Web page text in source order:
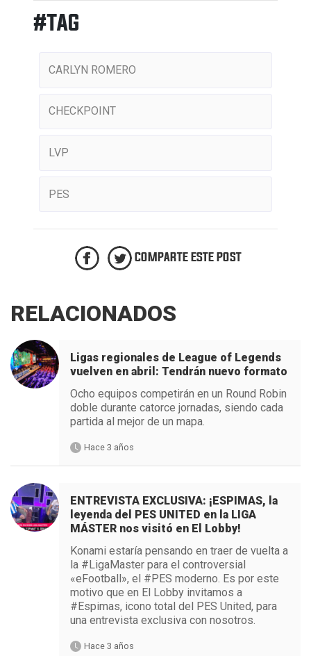
#TAG
CARLYN ROMERO
CHECKPOINT
LVP
PES
COMPARTE ESTE POST
RELACIONADOS
Ligas regionales de League of Legends
vuelven en abril: Tendrán nuevo formato
Ocho equipos competirán en un Round Robin
doble durante catorce jornadas, siendo cada
partida al mejor de un mapa.
Hace 3 años
ENTREVISTA EXCLUSIVA: ¡ESPIMAS, la
leyenda del PES UNITED en la LIGA
MÁSTER nos visitó en El Lobby!
Konami estaría pensando en traer de vuelta a
la #LigaMaster para el controversial
«eFootball», el #PES moderno. Es por este
motivo que en El Lobby invitamos a
#Espimas, icono total del PES United, para
una entrevista exclusiva con nosotros.
Hace 3 años